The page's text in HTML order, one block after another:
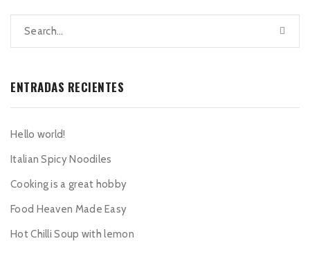
ENTRADAS RECIENTES
Hello world!
Italian Spicy Noodiles
Cooking is a great hobby
Food Heaven Made Easy
Hot Chilli Soup with lemon